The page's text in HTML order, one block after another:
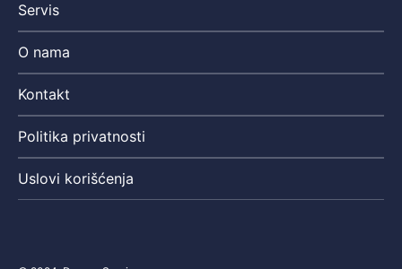
Servis
O nama
Kontakt
Politika privatnosti
Uslovi korišćenja